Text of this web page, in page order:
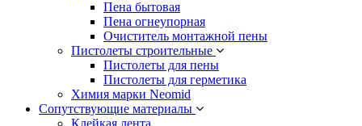
Пена бытовая
Пена огнеупорная
Очиститель монтажной пены
Пистолеты строительные
Пистолеты для пены
Пистолеты для герметика
Химия марки Neomid
Сопутствующие материалы